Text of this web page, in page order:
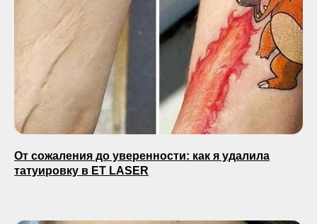
От сожаления до уверенности: как я удалила
татуировку в ET LASER